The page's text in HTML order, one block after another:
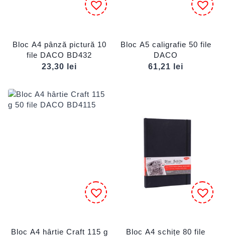
Bloc A4 pânză pictură 10
file DACO BD432
23,30
lei
Bloc A5 caligrafie 50 file
DACO
61,21
lei
Bloc A4 hârtie Craft 115 g
Bloc A4 schițe 80 file